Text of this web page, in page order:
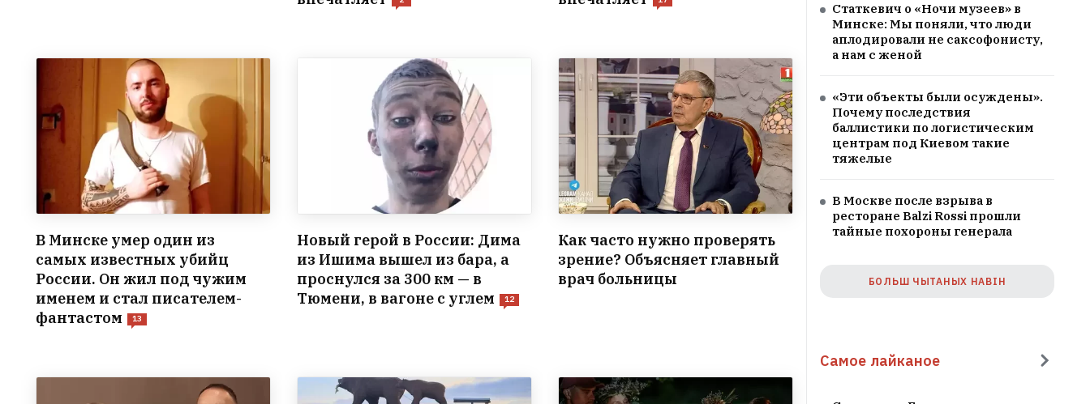
В Минске умер один из
самых известных убийц
России. Он жил под чужим
именем и стал писателем-
фантастом
13
Новый герой в России: Дима
из Ишима вышел из бара, а
проснулся за 300 км — в
Тюмени, в вагоне с углем
12
Как часто нужно проверять
зрение? Объясняет главный
врач больницы
Статкевич о «Ночи музеев» в
Минске: Мы поняли, что люди
аплодировали не саксофонисту,
а нам с женой
«Эти объекты были осуждены».
Почему последствия
баллистики по логистическим
центрам под Киевом такие
тяжелые
В Москве после взрыва в
ресторане Balzi Rossi прошли
тайные похороны генерала
БОЛЬШ ЧЫТАНЫХ НАВІН
Самое лайканое